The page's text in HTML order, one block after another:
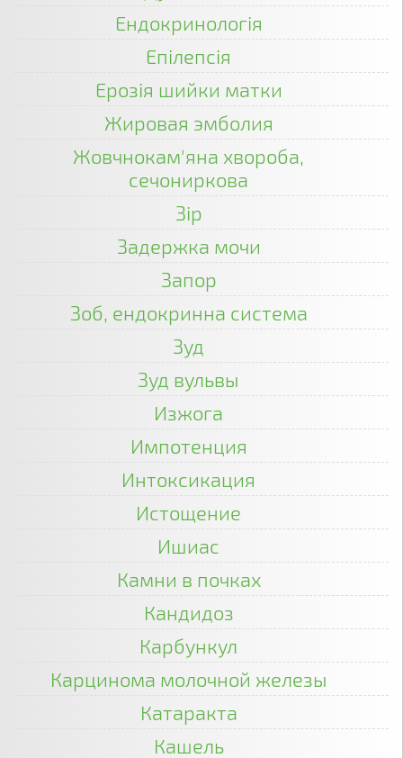
Ендокринологія
Епілепсія
Ерозія шийки матки
Жировая эмболия
Жовчнокам'яна хвороба,
сечониркова
Зір
Задержка мочи
Запор
Зоб, ендокринна система
Зуд
Зуд вульвы
Изжога
Импотенция
Интоксикация
Истощение
Ишиас
Камни в почках
Кандидоз
Карбункул
Карцинома молочной железы
Катаракта
Кашель